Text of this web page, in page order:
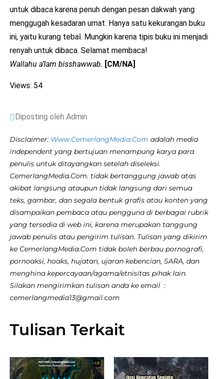
untuk dibaca karena penuh dengan pesan dakwah yang
menggugah kesadaran umat. Hanya satu kekurangan buku
ini, yaitu kurang tebal. Mungkin karena tipis buku ini menjadi
renyah untuk dibaca. Selamat membaca!
Wallahu a’lam bisshawwab. [CM/NA]
Views: 54
Diposting oleh Admin
Disclaimer: Www.CemerlangMedia.Com adalah media
independent yang bertujuan menampung karya para
penulis untuk ditayangkan setelah diseleksi.
CemerlangMedia.Com. tidak bertanggung jawab atas
akibat langsung ataupun tidak langsung dari semua
teks, gambar, dan segala bentuk grafis atau konten yang
disampaikan pembaca atau pengguna di berbagai rubrik
yang tersedia di web ini, karena merupakan tanggung
jawab penulis atau pengirim tulisan. Tulisan yang dikirim
ke CemerlangMedia.Com tidak boleh berbau pornografi,
pornoaksi, hoaks, hujatan, ujaran kebencian, SARA, dan
menghina kepercayaan/agama/etnisitas pihak lain.
Silakan mengirimkan tulisan anda ke email :
cemerlangmedia13@gmail.com
Tulisan Terkait